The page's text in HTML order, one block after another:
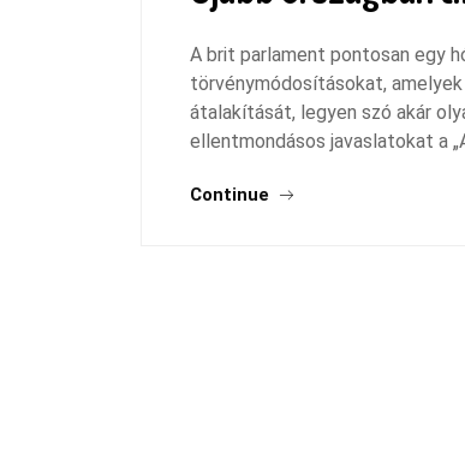
A brit parlament pontosan egy
törvénymódosításokat,
átalakítását, legyen szó akár
ellentmondásos javaslatokat a
Continue